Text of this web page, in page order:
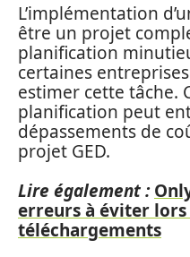
L’implémentation
être un projet
planification
certaines
estimer cette tâche.
planification peut
dépassements de
projet GED.
Lire également :
erreurs à éviter lors
téléchargements